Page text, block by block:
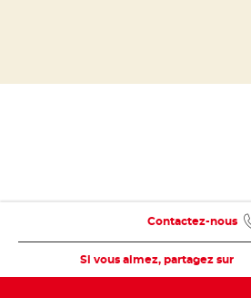
Si vous aimez, partagez sur
Contactez-nous